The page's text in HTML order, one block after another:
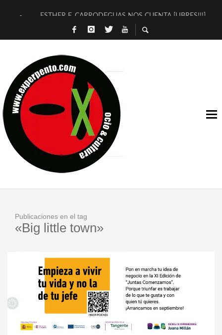
ESTHER F. CARRODEGUAS NOS CUENTA [LIBRES!!!]
[TERRA DE GUAPES] DE SANDRA MONFORT
TIMBRE 4, LA ESCUELA DEL DIRECTOR TEATRAL CLAUDIO
30 AÑOS (NO ES NADA) DE LA KATARSIS DEL TOMATAZO
MILITARES JUDÍAS EN #EXVITA
D’BALDOMEROS REINVENTAN [BITÁCORA 3.0] EN EXVITA
MARSHALL FLASH PRESENTA EN EXVITA [RELATIVA
JOFRE BARDAGÍ EN EXVITA INTERPRETANDO A SERRAT
Publicaciones en el tag
«Big little town»